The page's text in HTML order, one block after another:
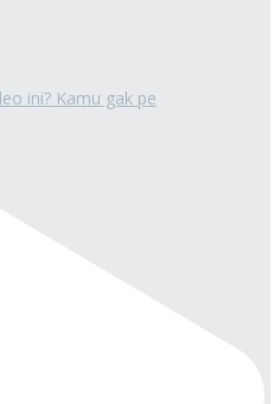
ini? Kamu gak pe